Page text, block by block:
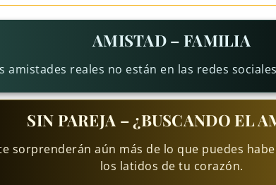
AMISTAD – FAMILIA
amistades reales no están en las redes
SIN PAREJA – ¿BUSCANDO EL
sorprenderán aún más de lo que puedes
los latidos de tu corazón.